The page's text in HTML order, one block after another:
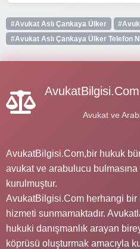
#Avukat Aslı Çankaya Ülker
#Avukat Aslı Çankaya Ülker Telefon
Avukat ve
AvukatBilgisi.Com,bir hukuk
avukat ve arabulucu bulmasına
kurulmuştur.
AvukatBilgisi.Com herhangi bir
hizmeti sunmamaktadır.
hukuki danışmanlık arayan
köprüsü oluşturmak amacıyla